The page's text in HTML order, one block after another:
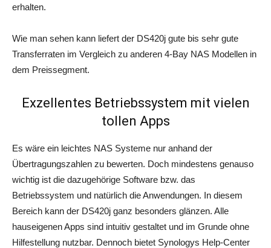
erhalten.
Wie man sehen kann liefert der DS420j gute bis sehr gute
Transferraten im Vergleich zu anderen 4-Bay NAS Modellen in
dem Preissegment.
Exzellentes Betriebssystem mit vielen
tollen Apps
Es wäre ein leichtes NAS Systeme nur anhand der
Übertragungszahlen zu bewerten. Doch mindestens genauso
wichtig ist die dazugehörige Software bzw. das
Betriebssystem und natürlich die Anwendungen. In diesem
Bereich kann der DS420j ganz besonders glänzen. Alle
hauseigenen Apps sind intuitiv gestaltet und im Grunde ohne
Hilfestellung nutzbar. Dennoch bietet Synologys Help-Center